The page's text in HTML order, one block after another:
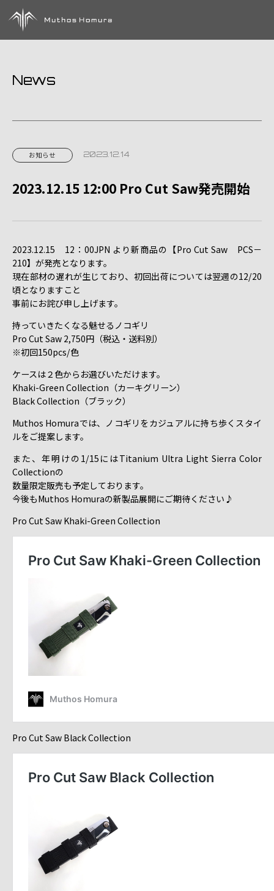
News
お知らせ 2023.12.14
2023.12.15 12:00 Pro Cut Saw発売開始
2023.12.15 12：00JPN より新商品の【Pro Cut Saw PCS－
210】が発売となります。
現在部材の遅れが生じており、初回出荷については翌週の12/20
頃となりますこと
事前にお詫び申し上げます。
持っていきたくなる魅せるノコギリ
Pro Cut Saw 2,750円（税込・送料別）
※初回150pcs/色
ケースは２色からお選びいただけます。
Khaki-Green Collection（カーキグリーン）
Black Collection（ブラック）
Muthos Homuraでは、ノコギリをカジュアルに持ち歩くスタイ
ルをご提案します。
また、年明けの1/15にはTitanium Ultra Light Sierra Color
Collectionの
数量限定販売も予定しております。
今後もMuthos Homuraの新製品展開にご期待ください♪
Pro Cut Saw Khaki-Green Collection
Pro Cut Saw Black Collection